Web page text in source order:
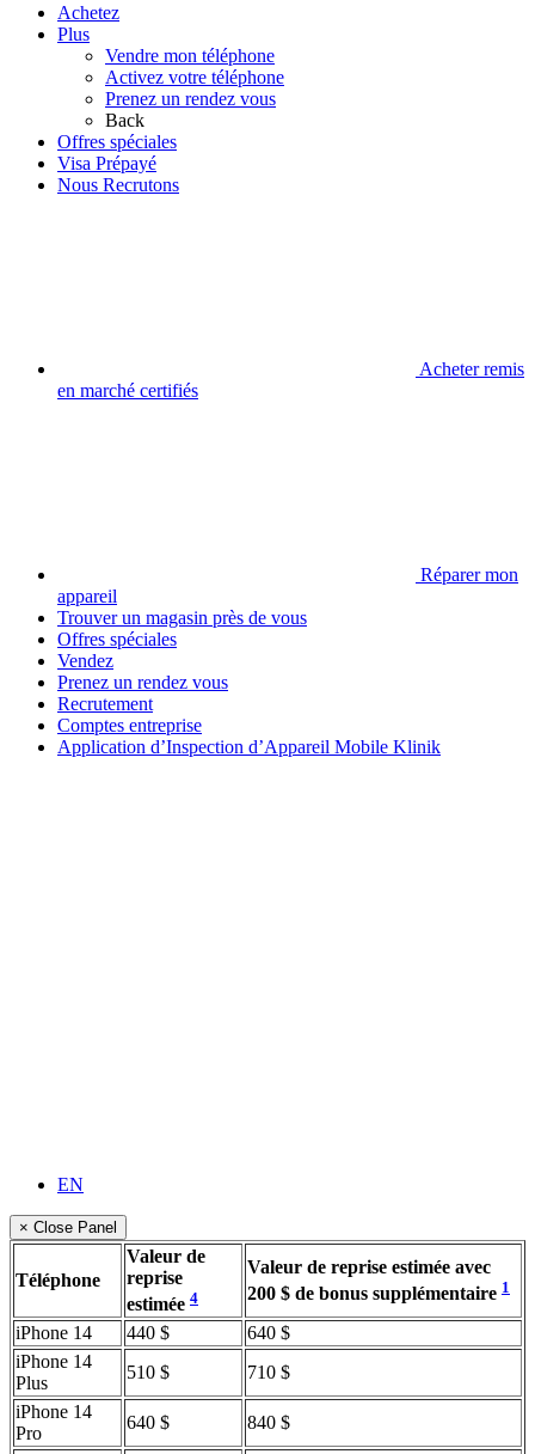
Achetez
Plus
Vendre mon téléphone
Activez votre téléphone
Prenez un rendez vous
Back
Offres spéciales
Visa Prépayé
Nous Recrutons
Acheter remis
en marché certifiés
Réparer mon
appareil
Trouver un magasin près de vous
Offres spéciales
Vendez
Prenez un rendez vous
Recrutement
Comptes entreprise
Application d’Inspection d’Appareil Mobile Klinik
EN
× Close Panel
Téléphone
Valeur de
reprise
estimée 4
Valeur de reprise estimée avec
200 $ de bonus supplémentaire 1
iPhone 14 440 $
640 $
iPhone 14
Plus
510 $
710 $
iPhone 14
Pro
640 $
840 $